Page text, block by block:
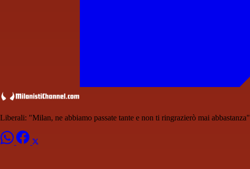
Liberali: "Milan, ne abbiamo passate tante e non ti ringrazierò mai abbastanza"